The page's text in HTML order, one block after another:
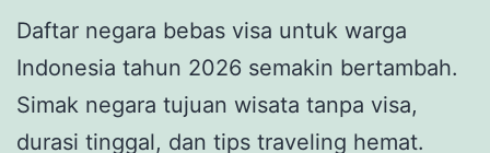
Daftar negara bebas visa untuk warga
Indonesia tahun 2026 semakin bertambah.
Simak negara tujuan wisata tanpa visa,
durasi tinggal, dan tips traveling hemat.